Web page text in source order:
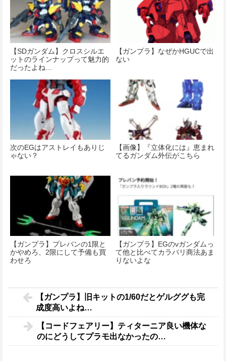
【SDガンダム】クロスシルエ
ットのラインナップって魅力的
だったよね…
【ガンプラ】なぜかHGUCで出
ない
次のEGはアストレイもありじ
ゃない？
【画像】『立体化には』恵まれ
てるガンダム外伝がこちら
【ガンプラ】プレバンの1限と
かやめろ、2限にして予備も買
わせろ
【ガンプラ】EGのνガンダムっ
て他と比べてカラバリ商法あま
りないよな
【ガンプラ】旧キットの1/60だとゲルググも完
成度高いよね…
【コードフェアリー】ティターニア良い機体な
のにどうしてプラモ出なかったの…